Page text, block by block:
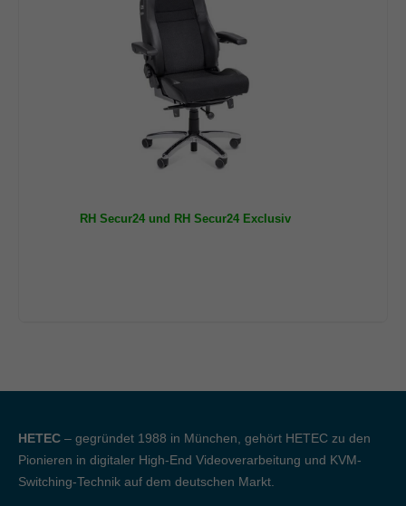
Aenean commodo ligula eget dolor. Aenean massa.
Cum sociis natoque penatibus et magnis dis parturient
montes, nascetur ridiculus mus. Donec quam felis,
RH Secur24 und RH Secur24 Exclusiv
HETEC – gegründet 1988 in München, gehört HETEC zu den
Pionieren in digitaler High-End Videoverarbeitung und KVM-
Switching-Technik auf dem deutschen Markt.